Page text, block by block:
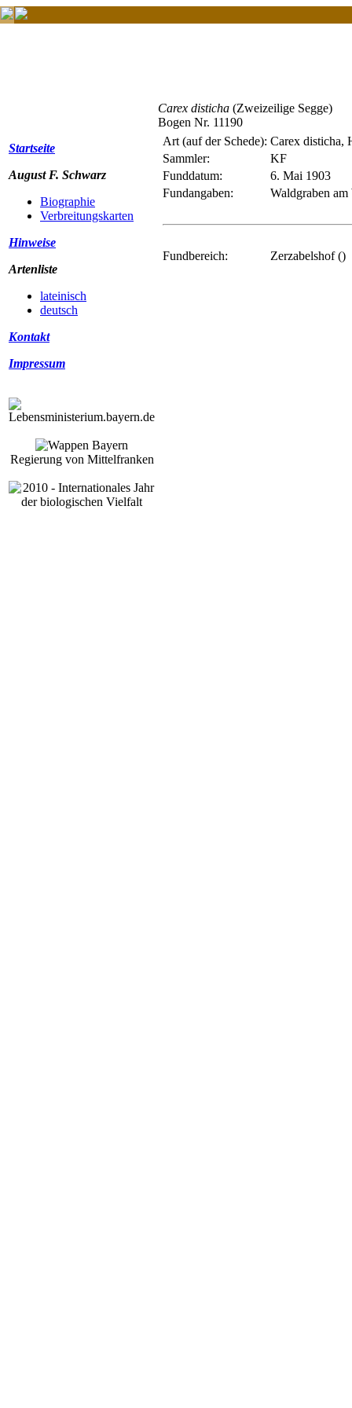
Startseite
August F. Schwarz
Biographie
Verbreitungskarten
Hinweise
Artenliste
lateinisch
deutsch
Kontakt
Impressum
Regierung von Mittelfranken
Carex disticha (Zweizeilige Segge)
Bogen Nr. 11190
Art (auf der Schede): Carex disticha,
Sammler:
KF
Funddatum:
6. Mai 1903
Fundangaben:
Waldgraben
Fundbereich: Zerzabelshof ()